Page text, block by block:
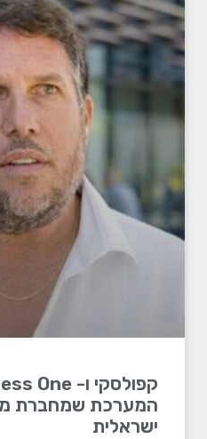
המערכת שמחברת
ישראלית